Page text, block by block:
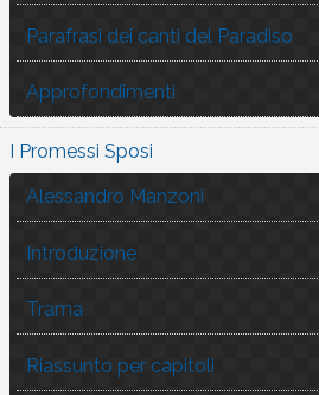
Parafrasi dei canti del Paradiso
Approfondimenti
I Promessi Sposi
Alessandro Manzoni
Introduzione
Trama
Riassunto per capitoli